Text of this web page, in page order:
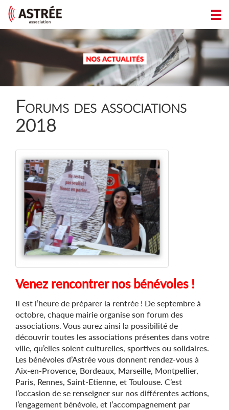
Forums des associations
2018
Venez rencontrer nos bénévoles !
Il est l’heure de préparer la rentrée ! De septembre à
octobre, chaque mairie organise son forum des
associations. Vous aurez ainsi la possibilité de
découvrir toutes les associations présentes dans votre
ville, qu’elles soient culturelles, sportives ou solidaires.
Les bénévoles d’Astrée vous donnent rendez-vous à
Aix-en-Provence, Bordeaux, Marseille, Montpellier,
Paris, Rennes, Saint-Etienne, et Toulouse. C’est
l’occasion de se renseigner sur nos différentes actions,
l’engagement bénévole, et l’accompagnement par